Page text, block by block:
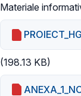
Materiale
(198.13 KB)